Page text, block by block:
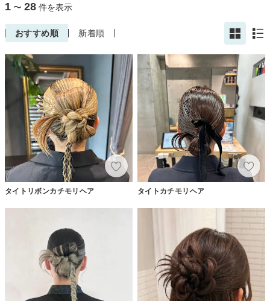
1 〜 28 件を表示
おすすめ順 新着順
タイトリボンカチモリヘア タイトカチモリヘア